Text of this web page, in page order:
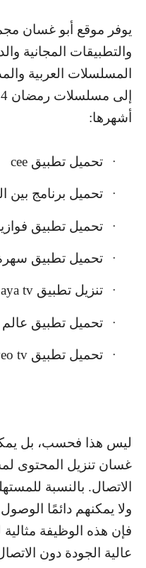
يوفر موقع أبو غسان
والتطبيقات المجانية
المسلسلات العربية
أشهرها:
· تحميل تطبيق cee
· تحميل برنامج بين
· تحميل تطبيق
· تحميل تطبيق
· تنزيل تطبيق aya tv
· تحميل تطبيق عالم
· تحميل تطبيق tv
ليس هذا فحسب، بل
غسان تنزيل المحتوى
الاتصال. بالنسبة
ولا يمكنهم دائمًا
فإن هذه الوظيفة
عالية الجودة دون